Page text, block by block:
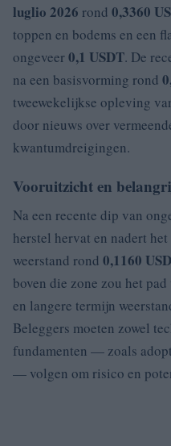
luglio 2026 rond 0,3360
toppen en bodems en een
ongeveer0,1 USDT. De
na een basisvorming rond
tweewekelijkse opleving
door nieuws over
kwantumdreigingen.
Vooruitzicht en
Na een recente dip van
herstel hervat en nadert
weerstand rond 0,1160
boven die zone zou het
en langere termijn
Beleggers moeten zowel
fundamenten — zoals
— volgen om risico en